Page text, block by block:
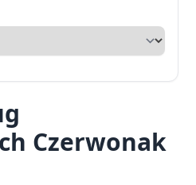
Czerwonak